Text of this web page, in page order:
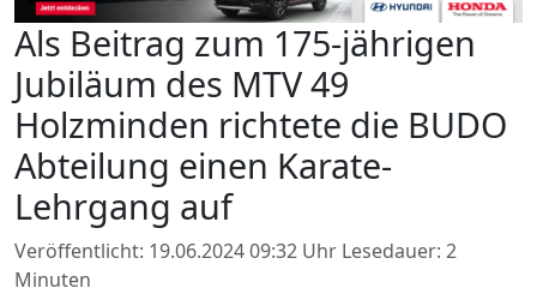
Als Beitrag zum 175-jährigen
Jubiläum des MTV 49
Holzminden richtete die BUDO
Abteilung einen Karate-
Lehrgang auf
Veröffentlicht: 19.06.2024 09:32 Uhr Lesedauer: 2
Minuten